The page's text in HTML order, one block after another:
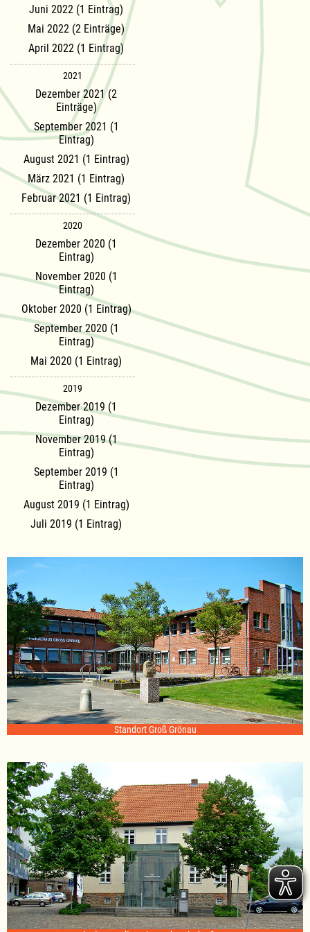
Juni 2022 (1 Eintrag)
Mai 2022 (2 Einträge)
April 2022 (1 Eintrag)
2021
Dezember 2021 (2
Einträge)
September 2021 (1
Eintrag)
August 2021 (1 Eintrag)
März 2021 (1 Eintrag)
Februar 2021 (1 Eintrag)
2020
Dezember 2020 (1
Eintrag)
November 2020 (1
Eintrag)
Oktober 2020 (1 Eintrag)
September 2020 (1
Eintrag)
Mai 2020 (1 Eintrag)
2019
Dezember 2019 (1
Eintrag)
November 2019 (1
Eintrag)
September 2019 (1
Eintrag)
August 2019 (1 Eintrag)
Juli 2019 (1 Eintrag)
Standort Groß Grönau